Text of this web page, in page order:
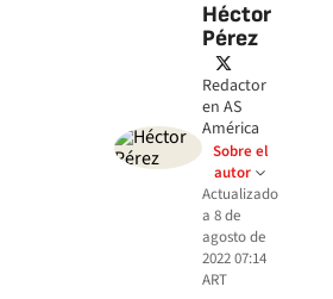
Héctor
Pérez
twitter
Redactor
en AS
América
Sobre el
autor
Actualizado
a 8 de
agosto de
2022 07:14
ART